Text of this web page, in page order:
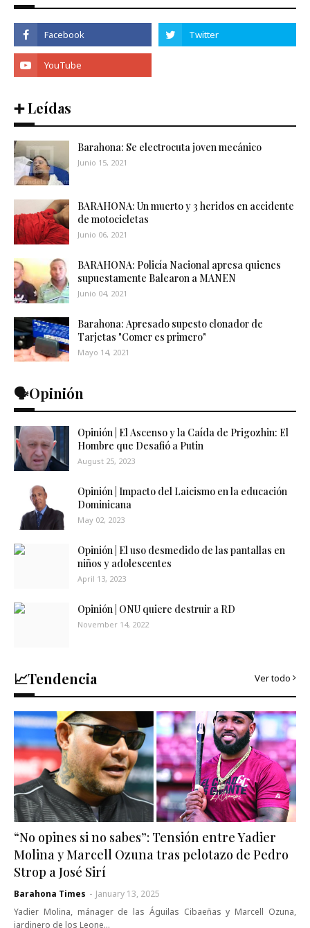
➕ Leídas
Barahona: Se electrocuta joven mecánico
Junio 15, 2021
BARAHONA: Un muerto y 3 heridos en accidente
de motocicletas
Junio 06, 2021
BARAHONA: Policía Nacional apresa quienes
supuestamente Balearon a MANEN
Junio 04, 2021
Barahona: Apresado supesto clonador de
Tarjetas "Comer es primero"
Mayo 14, 2021
🗣️Opinión
Opinión | El Ascenso y la Caída de Prigozhin: El
Hombre que Desafió a Putin
August 25, 2023
Opinión | Impacto del Laicismo en la educación
Dominicana
May 02, 2023
Opinión | El uso desmedido de las pantallas en
niños y adolescentes
April 13, 2023
Opinión | ONU quiere destruir a RD
November 14, 2022
📈Tendencia Ver todo
“No opines si no sabes”: Tensión entre Yadier
Molina y Marcell Ozuna tras pelotazo de Pedro
Strop a José Sirí
Barahona Times - January 13, 2025
Yadier Molina, mánager de las Águilas Cibaeñas y Marcell Ozuna,
jardinero de los Leone…